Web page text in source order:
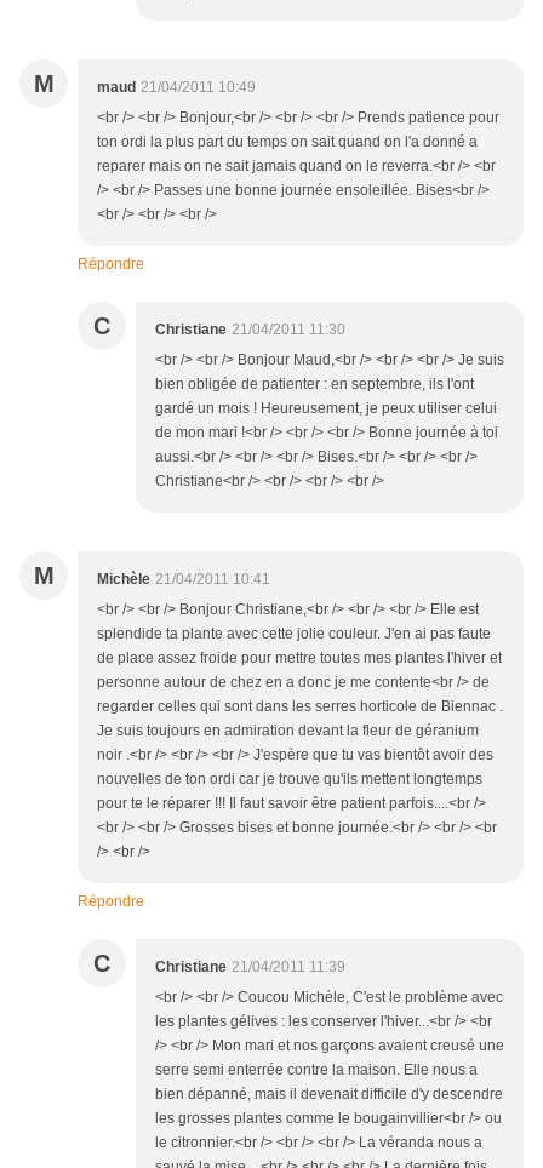
M maud 21/04/2011 10:49
<br /> <br /> Bonjour,<br /> <br /> <br /> Prends patience pour
ton ordi la plus part du temps on sait quand on l'a donné a
reparer mais on ne sait jamais quand on le reverra.<br /> <br
/> <br /> Passes une bonne journée ensoleillée. Bises<br />
<br /> <br /> <br />
Répondre
C Christiane 21/04/2011 11:30
<br /> <br /> Bonjour Maud,<br /> <br /> <br /> Je suis
bien obligée de patienter : en septembre, ils l'ont
gardé un mois ! Heureusement, je peux utiliser celui
de mon mari !<br /> <br /> <br /> Bonne journée à toi
aussi.<br /> <br /> <br /> Bises.<br /> <br /> <br />
Christiane<br /> <br /> <br /> <br />
M Michèle 21/04/2011 10:41
<br /> <br /> Bonjour Christiane,<br /> <br /> <br /> Elle est
splendide ta plante avec cette jolie couleur. J'en ai pas faute
de place assez froide pour mettre toutes mes plantes l'hiver et
personne autour de chez en a donc je me contente<br /> de
regarder celles qui sont dans les serres horticole de Biennac .
Je suis toujours en admiration devant la fleur de géranium
noir .<br /> <br /> <br /> J'espère que tu vas bientôt avoir des
nouvelles de ton ordi car je trouve qu'ils mettent longtemps
pour te le réparer !!! Il faut savoir être patient parfois....<br />
<br /> <br /> Grosses bises et bonne journée.<br /> <br /> <br
/> <br />
Répondre
C Christiane 21/04/2011 11:39
<br /> <br /> Coucou Michèle, C'est le problème avec
les plantes gélives : les conserver l'hiver...<br /> <br
/> <br /> Mon mari et nos garçons avaient creusé une
serre semi enterrée contre la maison. Elle nous a
bien dépanné, mais il devenait difficile d'y descendre
les grosses plantes comme le bougainvillier<br /> ou
le citronnier.<br /> <br /> <br /> La véranda nous a